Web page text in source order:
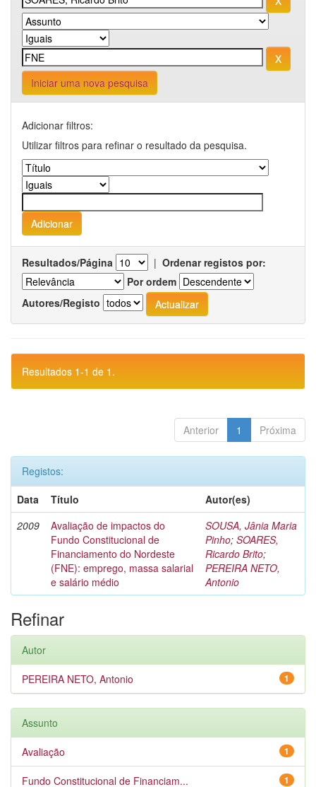
Iniciar uma nova pesquisa
Adicionar filtros:
Utilizar filtros para refinar o resultado da pesquisa.
Resultados/Página | Ordenar registos por:
Por ordem
Autores/Registo
Resultados 1-1 de 1.
Anterior 1 Próxima
Registos:
Data
Título
Autor(es)
2009
Avaliação de impactos do
Fundo Constitucional de
Financiamento do Nordeste
(FNE): emprego, massa salarial
e salário médio
SOUSA, Jânia Maria
Pinho; SOARES,
Ricardo Brito;
PEREIRA NETO,
Antonio
Refinar
Autor
1
PEREIRA NETO, Antonio
Assunto
1
Avaliação
1
Fundo Constitucional de Financiam...